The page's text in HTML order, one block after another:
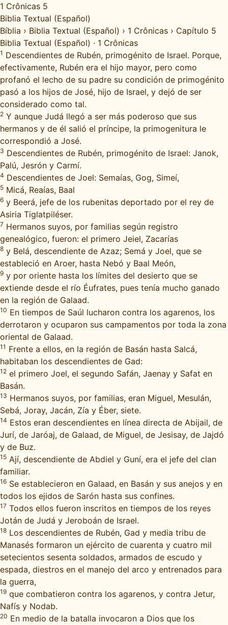
1 Crônicas 5
Biblia Textual (Español)
Bíblia › Biblia Textual (Español) › 1 Crônicas › Capítulo 5
Biblia Textual (Español) · 1 Crônicas
1 Descendientes de Rubén, primogénito de Israel. Porque,
efectivamente, Rubén era el hijo mayor, pero como
profanó el lecho de su padre su condición de primogénito
pasó a los hijos de José, hijo de Israel, y dejó de ser
considerado como tal.
2 Y aunque Judá llegó a ser más poderoso que sus
hermanos y de él salió el príncipe, la primogenitura le
correspondió a José.
3 Descendientes de Rubén, primogénito de Israel: Janok,
Palú, Jesrón y Carmí.
4 Descendientes de Joel: Semaías, Gog, Simeí,
5 Micá, Reaías, Baal
6 y Beerá, jefe de los rubenitas deportado por el rey de
Asiria Tiglatpiléser.
7 Hermanos suyos, por familias según registro
genealógico, fueron: el primero Jeiel, Zacarías
8 y Belá, descendiente de Azaz; Semá y Joel, que se
estableció en Aroer, hasta Nebó y Baal Meón,
9 y por oriente hasta los límites del desierto que se
extiende desde el río Éufrates, pues tenía mucho ganado
en la región de Galaad.
10 En tiempos de Saúl lucharon contra los agarenos, los
derrotaron y ocuparon sus campamentos por toda la zona
oriental de Galaad.
11 Frente a ellos, en la región de Basán hasta Salcá,
habitaban los descendientes de Gad:
12 el primero Joel, el segundo Safán, Jaenay y Safat en
Basán.
13 Hermanos suyos, por familias, eran Miguel, Mesulán,
Sebá, Joray, Jacán, Zía y Éber, siete.
14 Estos eran descendientes en línea directa de Abijail, de
Jurí, de Jaróaj, de Galaad, de Miguel, de Jesisay, de Jajdó
y de Buz.
15 Ají, descendiente de Abdiel y Guní, era el jefe del clan
familiar.
16 Se establecieron en Galaad, en Basán y sus anejos y en
todos los ejidos de Sarón hasta sus confines.
17 Todos ellos fueron inscritos en tiempos de los reyes
Jotán de Judá y Jeroboán de Israel.
18 Los descendientes de Rubén, Gad y media tribu de
Manasés formaron un ejército de cuarenta y cuatro mil
setecientos sesenta soldados, armados de escudo y
espada, diestros en el manejo del arco y entrenados para
la guerra,
19 que combatieron contra los agarenos, y contra Jetur,
Nafís y Nodab.
20 En medio de la batalla invocaron a Dios que los